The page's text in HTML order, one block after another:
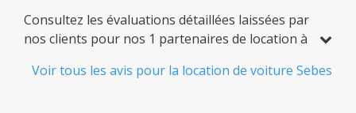
Plus de 900 modèles de voitures de location
disponibles, adaptés à tous vos besoins.
Confiance Confirmée
Consultez les évaluations détaillées laissées par
nos clients pour nos 1 partenaires de location à
réels et choisissez en toute confiance l'offre
Voir tous les avis pour la location de voiture Sebes